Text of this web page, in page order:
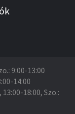
9:00-13:00
14:00
18:00, Szo.: